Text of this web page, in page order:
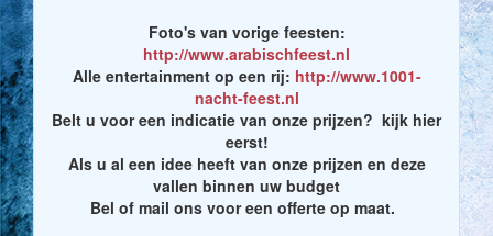
Foto's van vorige feesten:
http://www.arabischfeest.nl
Alle entertainment op een rij: http://www.1001-
nacht-feest.nl
Belt u voor een indicatie van onze prijzen? kijk hier
eerst!
Als u al een idee heeft van onze prijzen en deze
vallen binnen uw budget
Bel of mail ons voor een offerte op maat.